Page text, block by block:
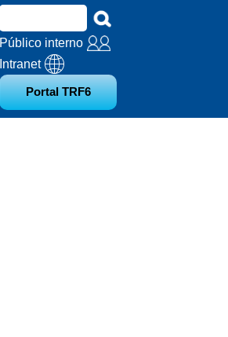
Público interno
Intranet
Portal TRF6